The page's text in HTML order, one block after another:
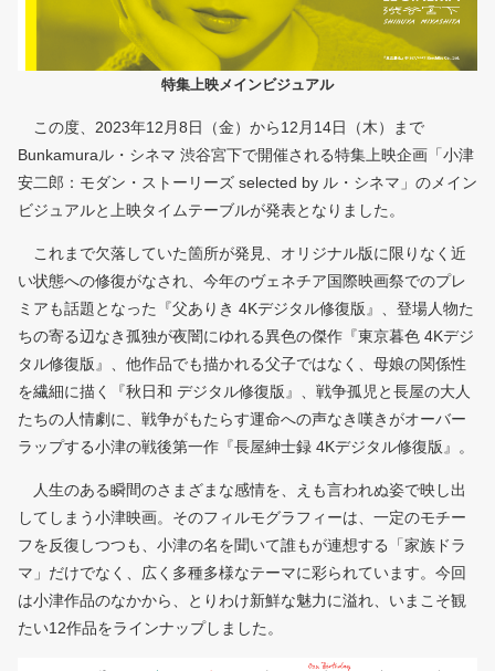
特集上映メインビジュアル
この度、2023年12月8日（金）から12月14日（木）まで
Bunkamuraル・シネマ 渋谷宮下で開催される特集上映企画「小津
安二郎：モダン・ストーリーズ selected by ル・シネマ」のメイン
ビジュアルと上映タイムテーブルが発表となりました。
これまで欠落していた箇所が発見、オリジナル版に限りなく近
い状態への修復がなされ、今年のヴェネチア国際映画祭でのプレ
ミアも話題となった『父ありき 4Kデジタル修復版』、登場人物た
ちの寄る辺なき孤独が夜闇にゆれる異色の傑作『東京暮色 4Kデジ
タル修復版』、他作品でも描かれる父子ではなく、母娘の関係性
を繊細に描く『秋日和 デジタル修復版』、戦争孤児と長屋の大人
たちの人情劇に、戦争がもたらす運命への声なき嘆きがオーバー
ラップする小津の戦後第一作『長屋紳士録 4Kデジタル修復版』。
人生のある瞬間のさまざまな感情を、えも言われぬ姿で映し出
してしまう小津映画。そのフィルモグラフィーは、一定のモチー
フを反復しつつも、小津の名を聞いて誰もが連想する「家族ドラ
マ」だけでなく、広く多種多様なテーマに彩られています。今回
は小津作品のなかから、とりわけ新鮮な魅力に溢れ、いまこそ観
たい12作品をラインナップしました。